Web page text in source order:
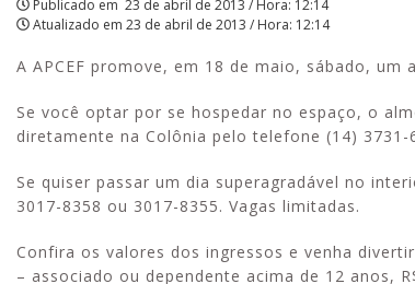
|
APCEF/SP
Publicado em 23 de abril de 2013 / Hora: 12:14
Atualizado em 23 de abril de 2013 / Hora: 12:14
A APCEF promove, em 18 de maio, sábado, um
Se você optar por se hospedar no espaço, o
diretamente na Colônia pelo telefone (14) 3731-
Se quiser passar um dia superagradável no
3017-8358 ou 3017-8355. Vagas limitadas.
Confira os valores dos ingressos e venha
– associado ou dependente acima de 12 anos,